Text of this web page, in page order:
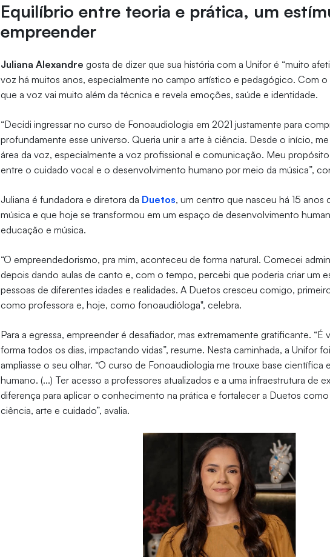
Equilíbrio entre teoria e prática, um
empreender
Juliana Alexandre gosta de dizer que sua história com a Unifor é “muito
voz há muitos anos, especialmente no campo artístico e pedagógico. Com
que a voz vai muito além da técnica e revela emoções, saúde e identidade.
“Decidi ingressar no curso de Fonoaudiologia em 2021 justamente para
profundamente esse universo. Queria unir a arte à ciência. Desde o início,
área da voz, especialmente a voz profissional e comunicação. Meu
entre o cuidado vocal e o desenvolvimento humano por meio da música”,
Juliana é fundadora e diretora da Duetos, um centro que nasceu há 15 anos
música e que hoje se transformou em um espaço de desenvolvimento
educação e música.
“O empreendedorismo, pra mim, aconteceu de forma natural. Comecei
depois dando aulas de canto e, com o tempo, percebi que poderia criar um
pessoas de diferentes idades e realidades. A Duetos cresceu comigo,
como professora e, hoje, como fonoaudióloga", celebra.
Para a egressa, empreender é desafiador, mas extremamente gratificante. “É
forma todos os dias, impactando vidas”, resume. Nesta caminhada, a Unifor
ampliasse o seu olhar. “O curso de Fonoaudiologia me trouxe base científica
humano. (...) Ter acesso a professores atualizados e a uma infraestrutura de
diferença para aplicar o conhecimento na prática e fortalecer a Duetos
ciência, arte e cuidado”, avalia.